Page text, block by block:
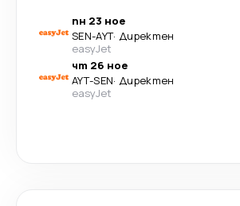
пн 23 ное
SEN-AYT· Директен
easyJet
чт 26 ное
AYT-SEN· Директен
easyJet